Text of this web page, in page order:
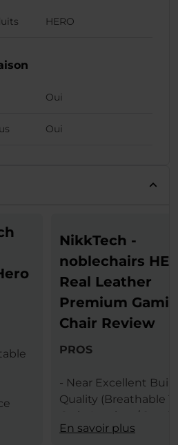
HERO
Oui
Oui
NikkTech -
noblechairs
Real Leather
Premium
Chair Review
PROS
- Near Excellent
Quality (Breathable
Grain Leather / Steel
Frame)
En savoir plus